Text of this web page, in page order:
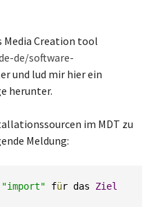
Media Creation tool
de/software-
und lud mir hier ein
herunter.
im MDT zu
Meldung:
"import" für das Ziel